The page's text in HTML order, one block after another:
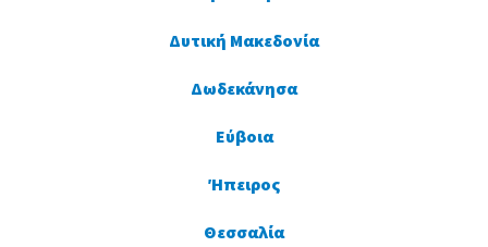
Δυτική Μακεδονία
Δωδεκάνησα
Εύβοια
Ήπειρος
Θεσσαλία